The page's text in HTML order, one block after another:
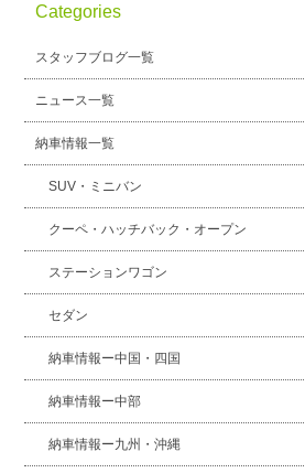
Categories
スタッフブログ一覧
ニュース一覧
納車情報一覧
SUV・ミニバン
クーペ・ハッチバック・オープン
ステーションワゴン
セダン
納車情報ー中国・四国
納車情報ー中部
納車情報ー九州・沖縄